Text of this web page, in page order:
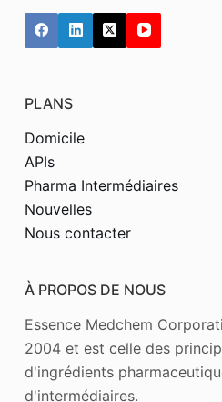
PLANS
Domicile
APIs
Pharma Intermédiaires
Nouvelles
Nous contacter
À PROPOS DE NOUS
Essence Medchem
2004 et est celle des
d'ingrédients
d'intermédiaires.